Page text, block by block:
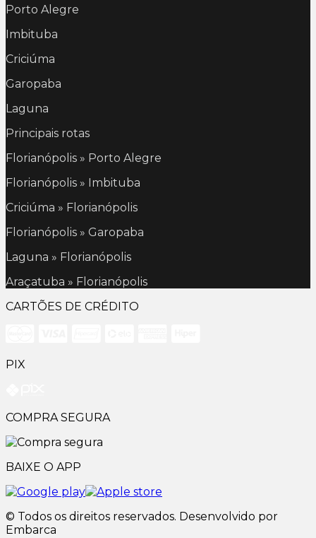
Porto Alegre
Imbituba
Criciúma
Garopaba
Laguna
Principais rotas
Florianópolis » Porto Alegre
Florianópolis » Imbituba
Criciúma » Florianópolis
Florianópolis » Garopaba
Laguna » Florianópolis
Araçatuba » Florianópolis
CARTÕES DE CRÉDITO
PIX
COMPRA SEGURA
BAIXE O APP
© Todos os direitos reservados. Desenvolvido por
Embarca